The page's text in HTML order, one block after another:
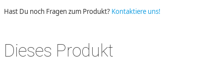
Hast Du noch Fragen zum Produkt? Kontaktiere uns!
Dieses Produkt